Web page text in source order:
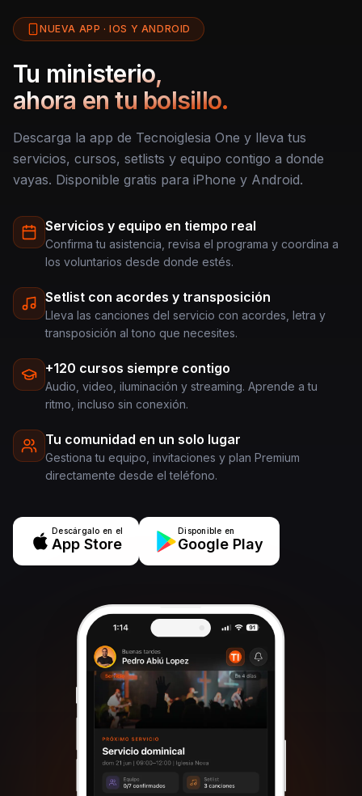
NUEVA APP · IOS Y ANDROID
Tu ministerio,
ahora en tu bolsillo.
Descarga la app de Tecnoiglesia One y lleva tus
servicios, cursos, setlists y equipo contigo a donde
vayas. Disponible gratis para iPhone y Android.
Servicios y equipo en tiempo real
Confirma tu asistencia, revisa el programa y coordina a
los voluntarios desde donde estés.
Setlist con acordes y transposición
Lleva las canciones del servicio con acordes, letra y
transposición al tono que necesites.
+120 cursos siempre contigo
Audio, video, iluminación y streaming. Aprende a tu
ritmo, incluso sin conexión.
Tu comunidad en un solo lugar
Gestiona tu equipo, invitaciones y plan Premium
directamente desde el teléfono.
Descárgalo en el
App Store
Disponible en
Google Play